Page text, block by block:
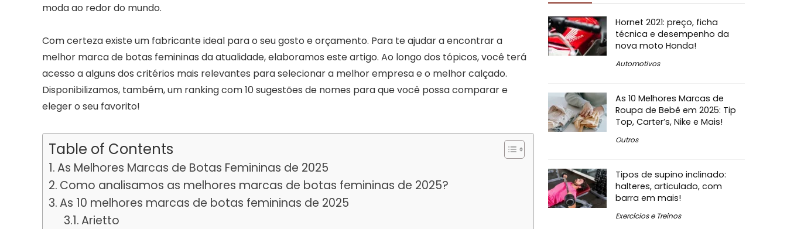
moda ao redor do mundo.
Com certeza existe um fabricante ideal para o seu gosto e orçamento. Para te ajudar a encontrar a
melhor marca de botas femininas da atualidade, elaboramos este artigo. Ao longo dos tópicos, você terá
acesso a alguns dos critérios mais relevantes para selecionar a melhor empresa e o melhor calçado.
Disponibilizamos, também, um ranking com 10 sugestões de nomes para que você possa comparar e
eleger o seu favorito!
Table of Contents
As Melhores Marcas de Botas Femininas de 2025
Como analisamos as melhores marcas de botas femininas de 2025?
As 10 melhores marcas de botas femininas de 2025
Arietto
Hornet 2021: preço, ficha
técnica e desempenho da
nova moto Honda!
Automotivos
As 10 Melhores Marcas de
Roupa de Bebê em 2025: Tip
Top, Carter’s, Nike e Mais!
Outros
Tipos de supino inclinado:
halteres, articulado, com
barra em mais!
Exercícios e Treinos